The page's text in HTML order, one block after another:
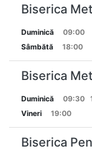
Biserica
Duminică
09:00
Sâmbătă
18:00
Biserica
Duminică 09:30
Vineri
19:00
Biserica